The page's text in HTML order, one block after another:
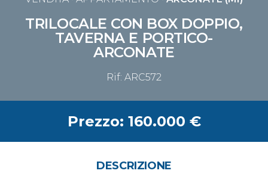
TRILOCALE CON BOX DOPPIO,
TAVERNA E PORTICO-
ARCONATE
Rif: ARC572
Prezzo: 160.000 €
DESCRIZIONE